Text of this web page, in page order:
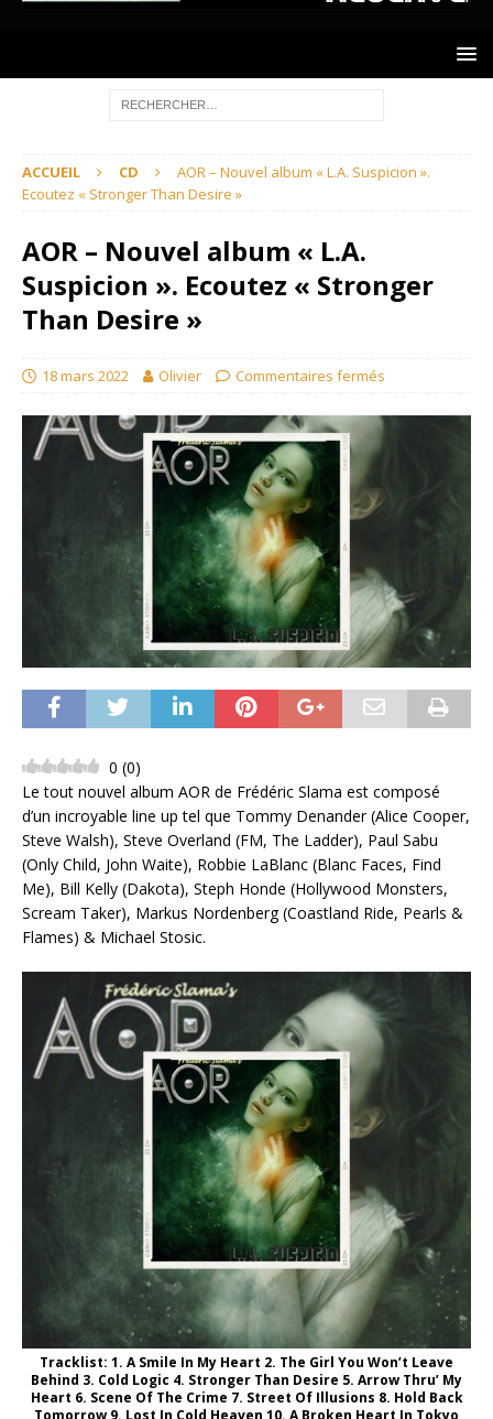
ACCUEIL CD
AOR – Nouvel album « L.A. Suspicion ».
Ecoutez « Stronger Than Desire »
AOR – Nouvel album « L.A.
Suspicion ». Ecoutez « Stronger
Than Desire »
18 mars 2022 Olivier Commentaires fermés
0 (0)
Le tout nouvel album AOR de Frédéric Slama est composé
d’un incroyable line up tel que Tommy Denander (Alice Cooper,
Steve Walsh), Steve Overland (FM, The Ladder), Paul Sabu
(Only Child, John Waite), Robbie LaBlanc (Blanc Faces, Find
Me), Bill Kelly (Dakota), Steph Honde (Hollywood Monsters,
Scream Taker), Markus Nordenberg (Coastland Ride, Pearls &
Flames) & Michael Stosic.
Tracklist: 1. A Smile In My Heart 2. The Girl You Won’t Leave
Behind 3. Cold Logic 4. Stronger Than Desire 5. Arrow Thru’ My
Heart 6. Scene Of The Crime 7. Street Of Illusions 8. Hold Back